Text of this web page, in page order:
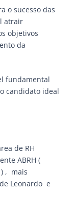
o sucesso das
atrair
objetivos
da
fundamental
candidato ideal
de RH
ABRH (
) , mais
Leonardo e